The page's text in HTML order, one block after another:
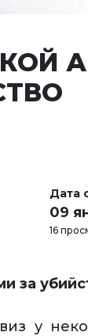
Дата
09
16
за
у